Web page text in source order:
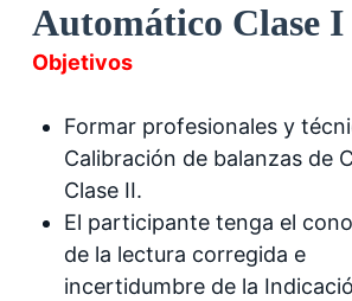
Automático Clase
Objetivos
Formar profesionales y
Calibración de balanzas de
Clase II.
El participante tenga el
de la lectura corregida e
incertidumbre de la